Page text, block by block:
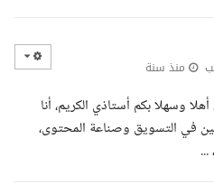
منذ سنة
وسهلا بكم أستاذي الكريم، أنا
في التسويق وصناعة المحتوى،